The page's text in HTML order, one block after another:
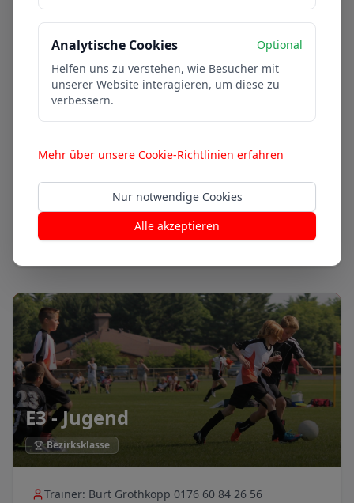
E2-Jugend
Bezirksklasse
In der E-Jugend wird das Techniktraining mit
Kommunikation und das Zusammenspiel.
Sochos-Sportplatz
Mehr erfahren
E3 - Jugend
Bezirksklasse
Trainer: Burt Grothkopp 0176 60 84 26 56
Analytische Cookies
Optional
Helfen uns zu verstehen, wie Besucher mit
unserer Website interagieren, um diese zu
verbessern.
Mehr über unsere Cookie-Richtlinien erfahren
Nur notwendige Cookies
Alle akzeptieren